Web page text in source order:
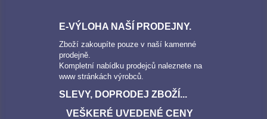
E-VÝLOHA NAŠÍ PRODEJNY.
Zboží zakoupíte pouze v naší kamenné
prodejně.
Kompletní nabídku prodejců naleznete na
www stránkách výrobců.
SLEVY, DOPRODEJ ZBOŽÍ...
VEŠKERÉ UVEDENÉ CENY